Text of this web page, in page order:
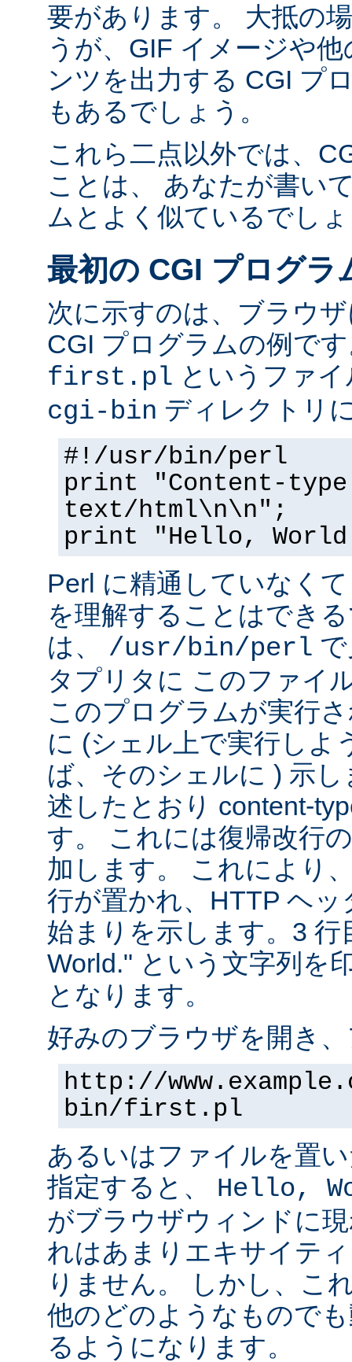
要があります。 大抵の
うが、GIF イメージや
ンツを出力する CGI プ
もあるでしょう。
これら二点以外では、
ことは、 あなたが書い
ムとよく似ているでし
最初の CGI プログラ
次に示すのは、ブラウ
CGI プログラムの例で
first.pl というファ
cgi-bin ディレクトリ
#!/usr/bin/perl
print "Content-
text/html\n\n";
print "Hello,
Perl に精通していなく
を理解することはでき
は、 /usr/bin/perl
タプリタに このファイ
このプログラムが実行
に (シェル上で実行しよ
ば、そのシェルに ) 示
述したとおり content-
す。 これには復帰改行
加します。 これにより
行が置かれ、HTTP ヘ
始まりを示します。3 行
World." という文字列を
となります。
好みのブラウザを開き
http://
bin/first.pl
あるいはファイルを置
指定すると、 Hello,
がブラウザウィンドに
れはあまりエキサイテ
りません。 しかし、こ
他のどのようなもので
るようになります。